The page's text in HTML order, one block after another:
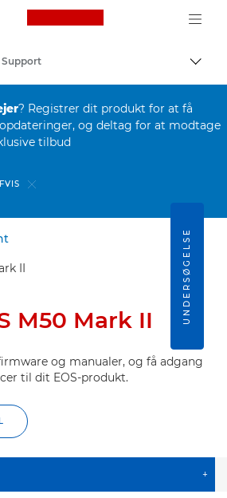
Canon Logo, back
Skift
? Registrer dit produkt for at få
og deltag for at modtage
tilbud
M50 Mark II
og manualer, og få adgang
til dit EOS-produkt.
+
UNDERSØGELSE